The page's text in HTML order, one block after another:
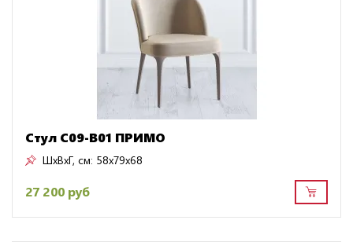
Стул C09-B01 ПРИМО
ШxВxГ, см: 58x79x68
27 200 руб